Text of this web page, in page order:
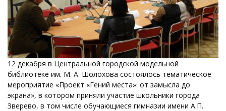
12 декабря в Центральной городской модельной
библиотеке им. М. А. Шолохова состоялось тематическое
мероприятие «Проект «Гений места»: от замысла до
экрана», в котором приняли участие школьники города
Зверево, в том числе обучающиеся гимназии имени А.П.